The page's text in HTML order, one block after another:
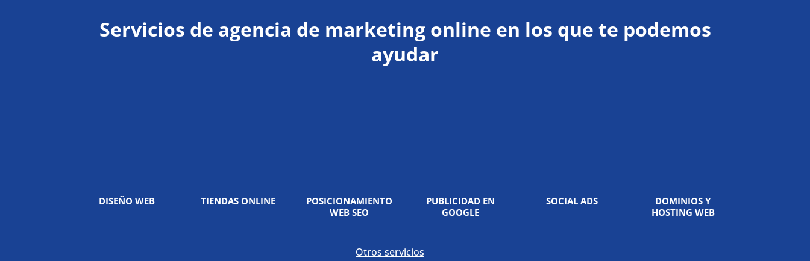
Servicios de agencia de marketing online en los que te podemos
ayudar
DISEÑO WEB TIENDAS ONLINE
POSICIONAMIENTO
WEB SEO
PUBLICIDAD EN
GOOGLE
SOCIAL ADS
DOMINIOS Y
HOSTING WEB
Otros servicios